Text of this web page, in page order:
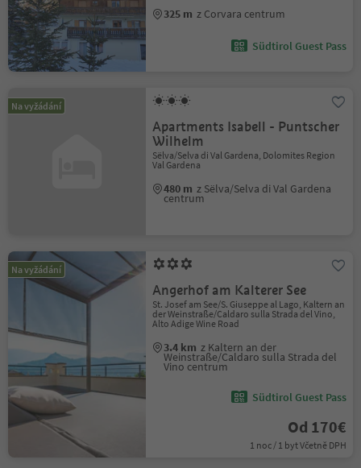
325 m z Corvara centrum
Südtirol Guest Pass
Na vyžádání
Apartments Isabell - Puntscher
Wilhelm
Sëlva/Selva di Val Gardena, Dolomites Region
Val Gardena
480 m z Sëlva/Selva di Val Gardena
centrum
Na vyžádání
Angerhof am Kalterer See
St. Josef am See/S. Giuseppe al Lago, Kaltern an
der Weinstraße/Caldaro sulla Strada del Vino,
Alto Adige Wine Road
3.4 km z Kaltern an der
Weinstraße/Caldaro sulla Strada del
Vino centrum
Südtirol Guest Pass
Od 170€
1 noc / 1 byt Včetně DPH